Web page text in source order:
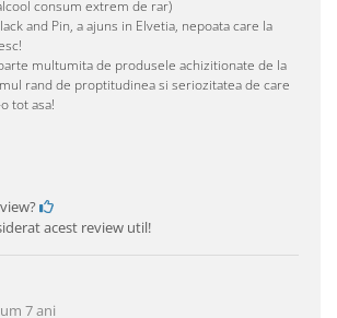
consum extrem de rar)
and Pin, a ajuns in Elvetia, nepoata care la
multumita de produsele achizitionate de la
rand de proptitudinea si seriozitatea de care
tot asa!
acest review util!
7 ani